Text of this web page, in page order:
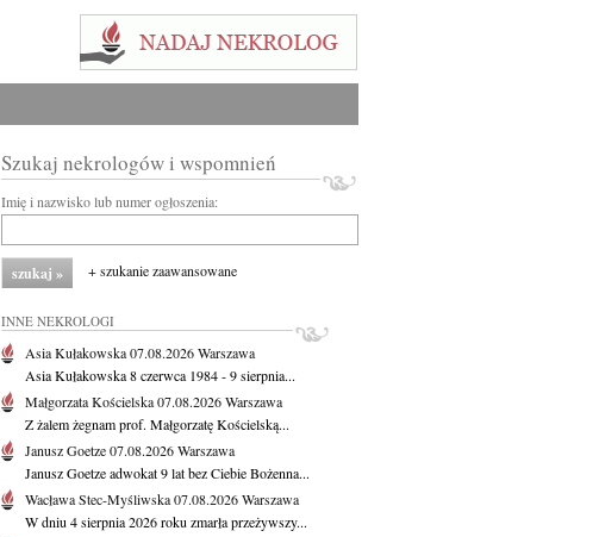
Szukaj nekrologów i wspomnień
Imię i nazwisko lub numer ogłoszenia:
+ szukanie zaawansowane
INNE NEKROLOGI
Asia Kułakowska07.08.2026Warszawa
Asia Kułakowska 8 czerwca 1984 - 9 sierpnia...
Małgorzata Kościelska07.08.2026Warszawa
Z żalem żegnam prof. Małgorzatę Kościelską...
Janusz Goetze07.08.2026Warszawa
Janusz Goetze adwokat 9 lat bez Ciebie Bożenna...
Wacława Stec-Myśliwska07.08.2026Warszawa
W dniu 4 sierpnia 2026 roku zmarła przeżywszy...